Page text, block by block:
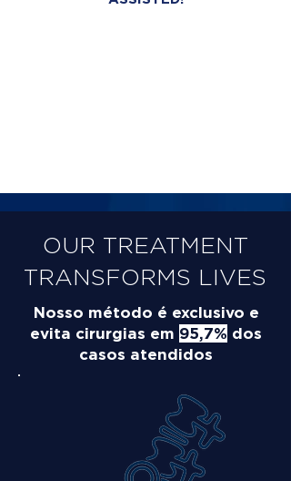
OUR TREATMENT
TRANSFORMS LIVES
Nosso método é exclusivo e
evita cirurgias em 95,7% dos
casos atendidos